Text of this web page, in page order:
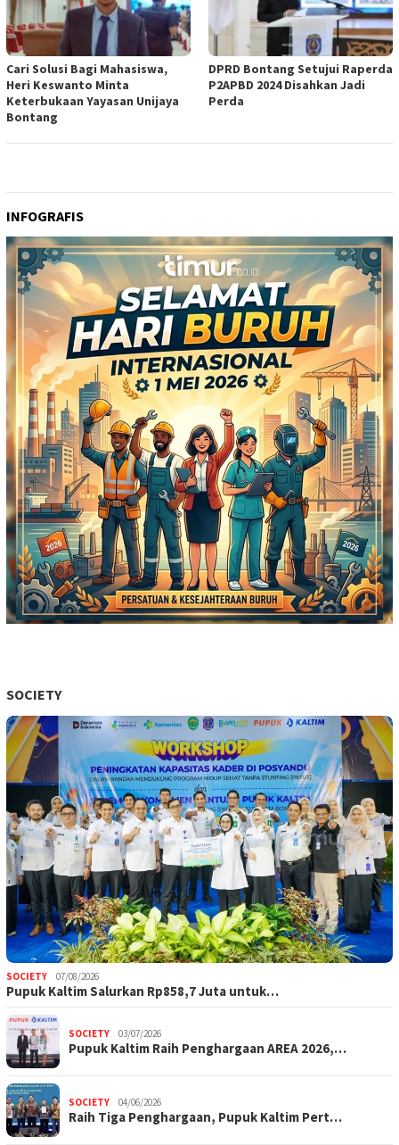
Cari Solusi Bagi Mahasiswa,
Heri Keswanto Minta
Keterbukaan Yayasan Unijaya
Bontang
DPRD Bontang Setujui Raperda
P2APBD 2024 Disahkan Jadi
Perda
INFOGRAFIS
SOCIETY
SOCIETY 07/08/2026
Pupuk Kaltim Salurkan Rp858,7 Juta untuk…
SOCIETY 03/07/2026
Pupuk Kaltim Raih Penghargaan AREA 2026,…
SOCIETY 04/06/2026
Raih Tiga Penghargaan, Pupuk Kaltim Pert…